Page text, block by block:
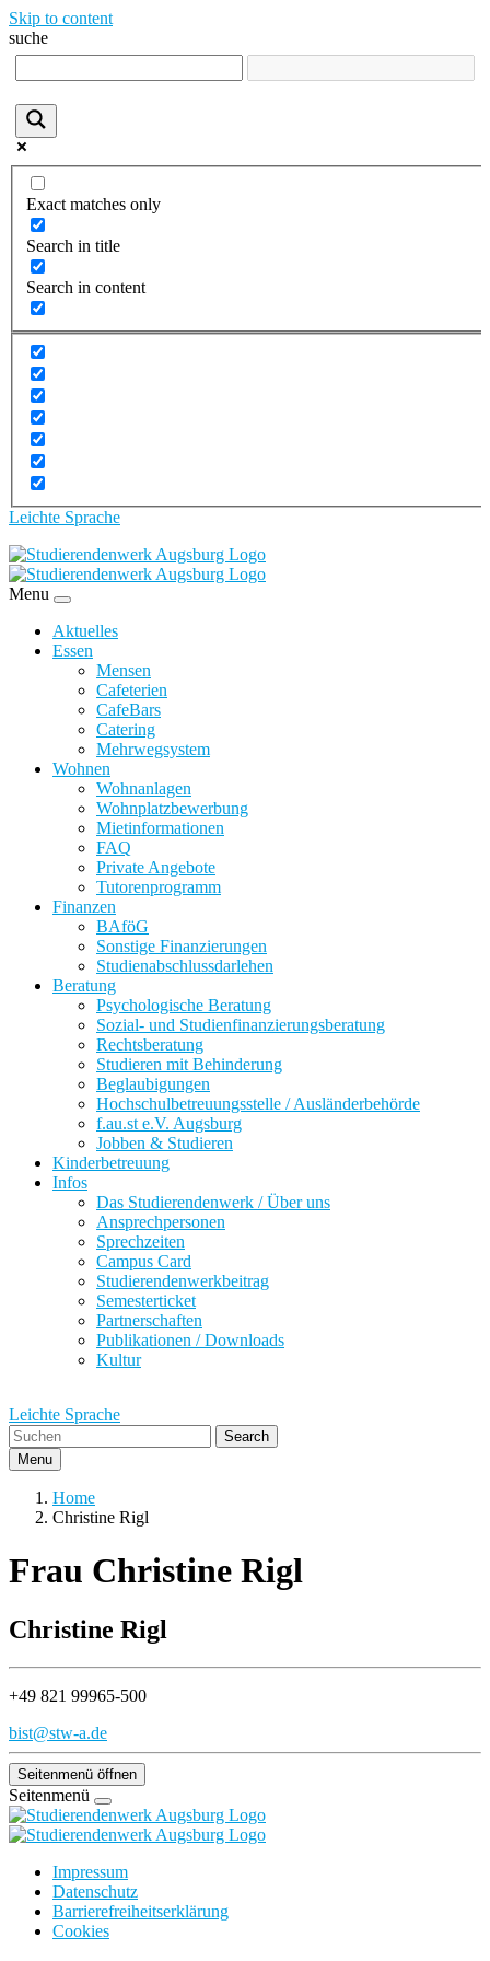
Skip to content
suche
Exact matches only
Search in title
Search in content
Leichte Sprache
Menu
Aktuelles
Essen
Mensen
Cafeterien
CafeBars
Catering
Mehrwegsystem
Wohnen
Wohnanlagen
Wohnplatzbewerbung
Mietinformationen
FAQ
Private Angebote
Tutorenprogramm
Finanzen
BAföG
Sonstige Finanzierungen
Studienabschlussdarlehen
Beratung
Psychologische Beratung
Sozial- und Studienfinanzierungsberatung
Rechtsberatung
Studieren mit Behinderung
Beglaubigungen
Hochschulbetreuungsstelle / Ausländerbehörde
f.au.st e.V. Augsburg
Jobben & Studieren
Kinderbetreuung
Infos
Das Studierendenwerk / Über uns
Ansprechpersonen
Sprechzeiten
Campus Card
Studierendenwerkbeitrag
Semesterticket
Partnerschaften
Publikationen / Downloads
Kultur
Leichte Sprache
Search
Menu
Home
Christine Rigl
Frau Christine Rigl
Christine Rigl
+49 821 99965-500
bist@stw-a.de
Seitenmenü öffnen
Seitenmenü
Impressum
Datenschutz
Barrierefreiheitserklärung
Cookies